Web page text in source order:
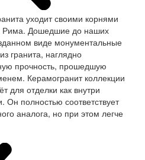
уходит своими корнями
Рима. Дошедшие до наших
виде монументальные
гранита, наглядно
прочность, прошедшую
Керамогранит коллекции
для отделки как внутри
полностью соответствует
аналога, но при этом легче